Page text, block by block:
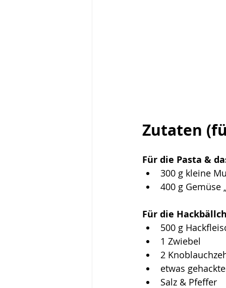
Zutaten
Für die Pasta &
300 g kleine
400 g Gemüse
Für die
500 g
1 Zwiebel
2
etwas
Salz & Pfeffer